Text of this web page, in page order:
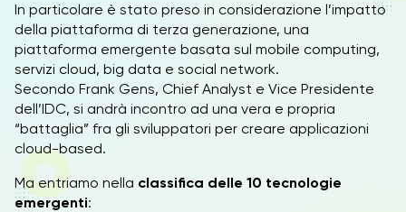
In particolare è stato preso in considerazione l’impatto
della piattaforma di terza generazione, una
piattaforma emergente basata sul mobile computing,
servizi cloud, big data e social network.
Secondo Frank Gens, Chief Analyst e Vice Presidente
dell’IDC, si andrà incontro ad una vera e propria
“battaglia” fra gli sviluppatori per creare applicazioni
cloud-based.
Ma entriamo nella classifica delle 10 tecnologie
emergenti: